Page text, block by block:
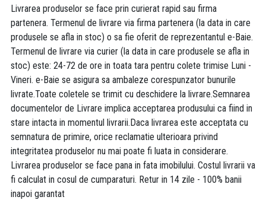
Livrarea produselor se face prin curierat rapid sau firma
partenera. Termenul de livrare via firma partenera (la data in care
produsele se afla in stoc) o sa fie oferit de reprezentantul e-Baie.
Termenul de livrare via curier (la data in care produsele se afla in
stoc) este: 24-72 de ore in toata tara pentru colete trimise Luni -
Vineri. e-Baie se asigura sa ambaleze corespunzator bunurile
livrate.Toate coletele se trimit cu deschidere la livrare.Semnarea
documentelor de Livrare implica acceptarea produsului ca fiind in
stare intacta in momentul livrarii.Daca livrarea este acceptata cu
semnatura de primire, orice reclamatie ulterioara privind
integritatea produselor nu mai poate fi luata in considerare.
Livrarea produselor se face pana in fata imobilului. Costul livrarii va
fi calculat in cosul de cumparaturi. Retur in 14 zile - 100% banii
inapoi garantat